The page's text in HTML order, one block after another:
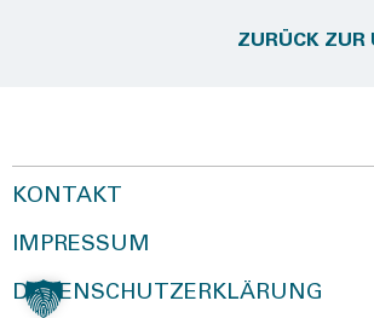
ZURÜCK ZUR
KONTAKT
IMPRESSUM
DATENSCHUTZERKLÄRUNG